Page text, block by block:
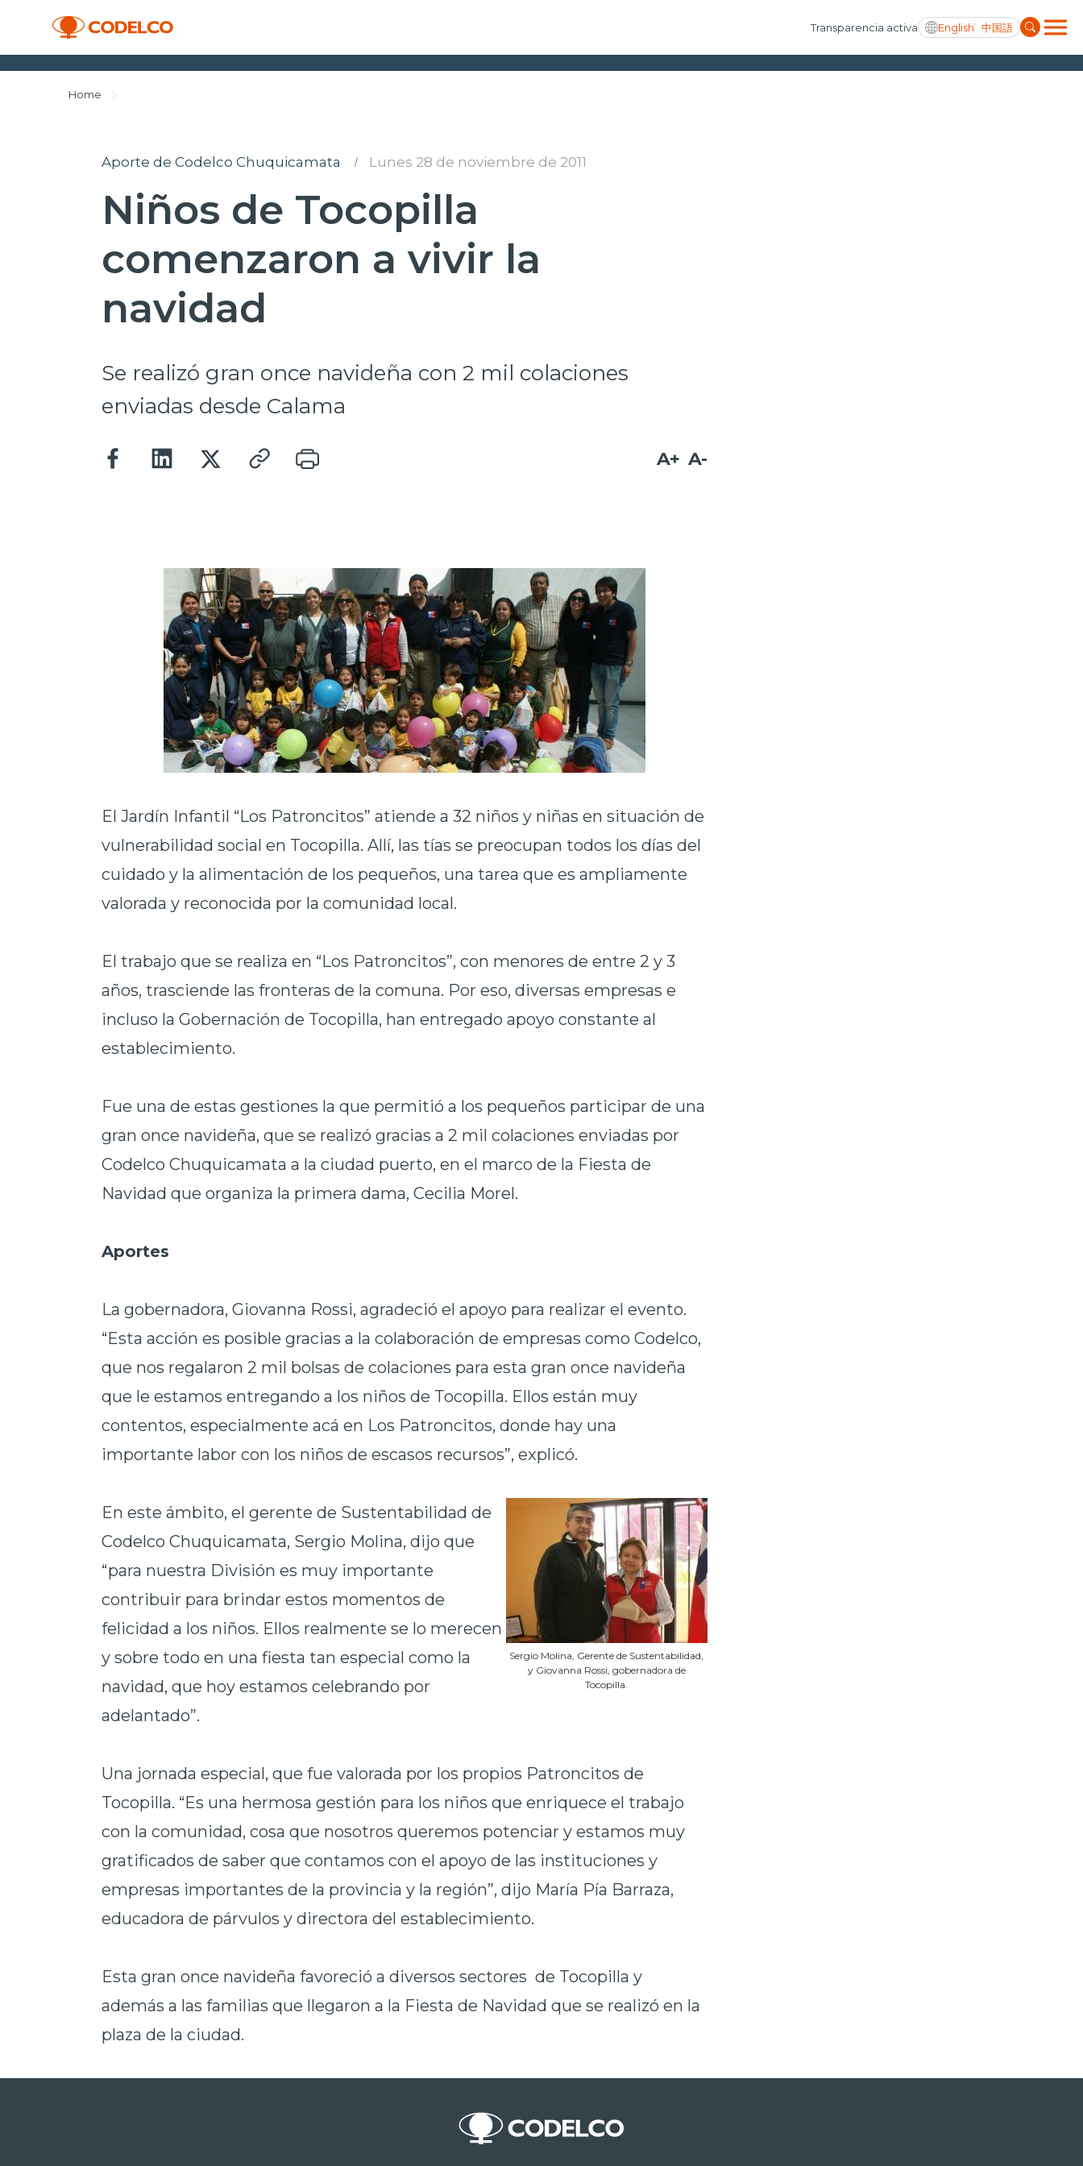
Transparencia activa English 中国語
Home
Aporte de Codelco Chuquicamata I Lunes 28 de noviembre de 2011
Niños de Tocopilla
comenzaron a vivir la
navidad
Se realizó gran once navideña con 2 mil colaciones
enviadas desde Calama
A+ A-
El Jardín Infantil “Los Patroncitos” atiende a 32 niños y niñas en situación de
vulnerabilidad social en Tocopilla. Allí, las tías se preocupan todos los días del
cuidado y la alimentación de los pequeños, una tarea que es ampliamente
valorada y reconocida por la comunidad local.
El trabajo que se realiza en “Los Patroncitos”, con menores de entre 2 y 3
años, trasciende las fronteras de la comuna. Por eso, diversas empresas e
incluso la Gobernación de Tocopilla, han entregado apoyo constante al
establecimiento.
Fue una de estas gestiones la que permitió a los pequeños participar de una
gran once navideña, que se realizó gracias a 2 mil colaciones enviadas por
Codelco Chuquicamata a la ciudad puerto, en el marco de la Fiesta de
Navidad que organiza la primera dama, Cecilia Morel.
Aportes
La gobernadora, Giovanna Rossi, agradeció el apoyo para realizar el evento.
“Esta acción es posible gracias a la colaboración de empresas como Codelco,
que nos regalaron 2 mil bolsas de colaciones para esta gran once navideña
que le estamos entregando a los niños de Tocopilla. Ellos están muy
contentos, especialmente acá en Los Patroncitos, donde hay una
importante labor con los niños de escasos recursos”, explicó.
Sergio Molina, Gerente de Sustentabilidad,
y Giovanna Rossi, gobernadora de
Tocopilla.
En este ámbito, el gerente de Sustentabilidad de
Codelco Chuquicamata, Sergio Molina, dijo que
“para nuestra División es muy importante
contribuir para brindar estos momentos de
felicidad a los niños. Ellos realmente se lo merecen
y sobre todo en una fiesta tan especial como la
navidad, que hoy estamos celebrando por
adelantado”.
Una jornada especial, que fue valorada por los propios Patroncitos de
Tocopilla. “Es una hermosa gestión para los niños que enriquece el trabajo
con la comunidad, cosa que nosotros queremos potenciar y estamos muy
gratificados de saber que contamos con el apoyo de las instituciones y
empresas importantes de la provincia y la región”, dijo María Pía Barraza,
educadora de párvulos y directora del establecimiento.
Esta gran once navideña favoreció a diversos sectores de Tocopilla y
además a las familias que llegaron a la Fiesta de Navidad que se realizó en la
plaza de la ciudad.